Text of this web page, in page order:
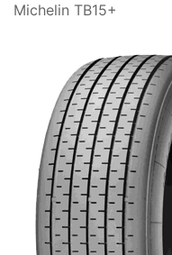
Michelin TB15+